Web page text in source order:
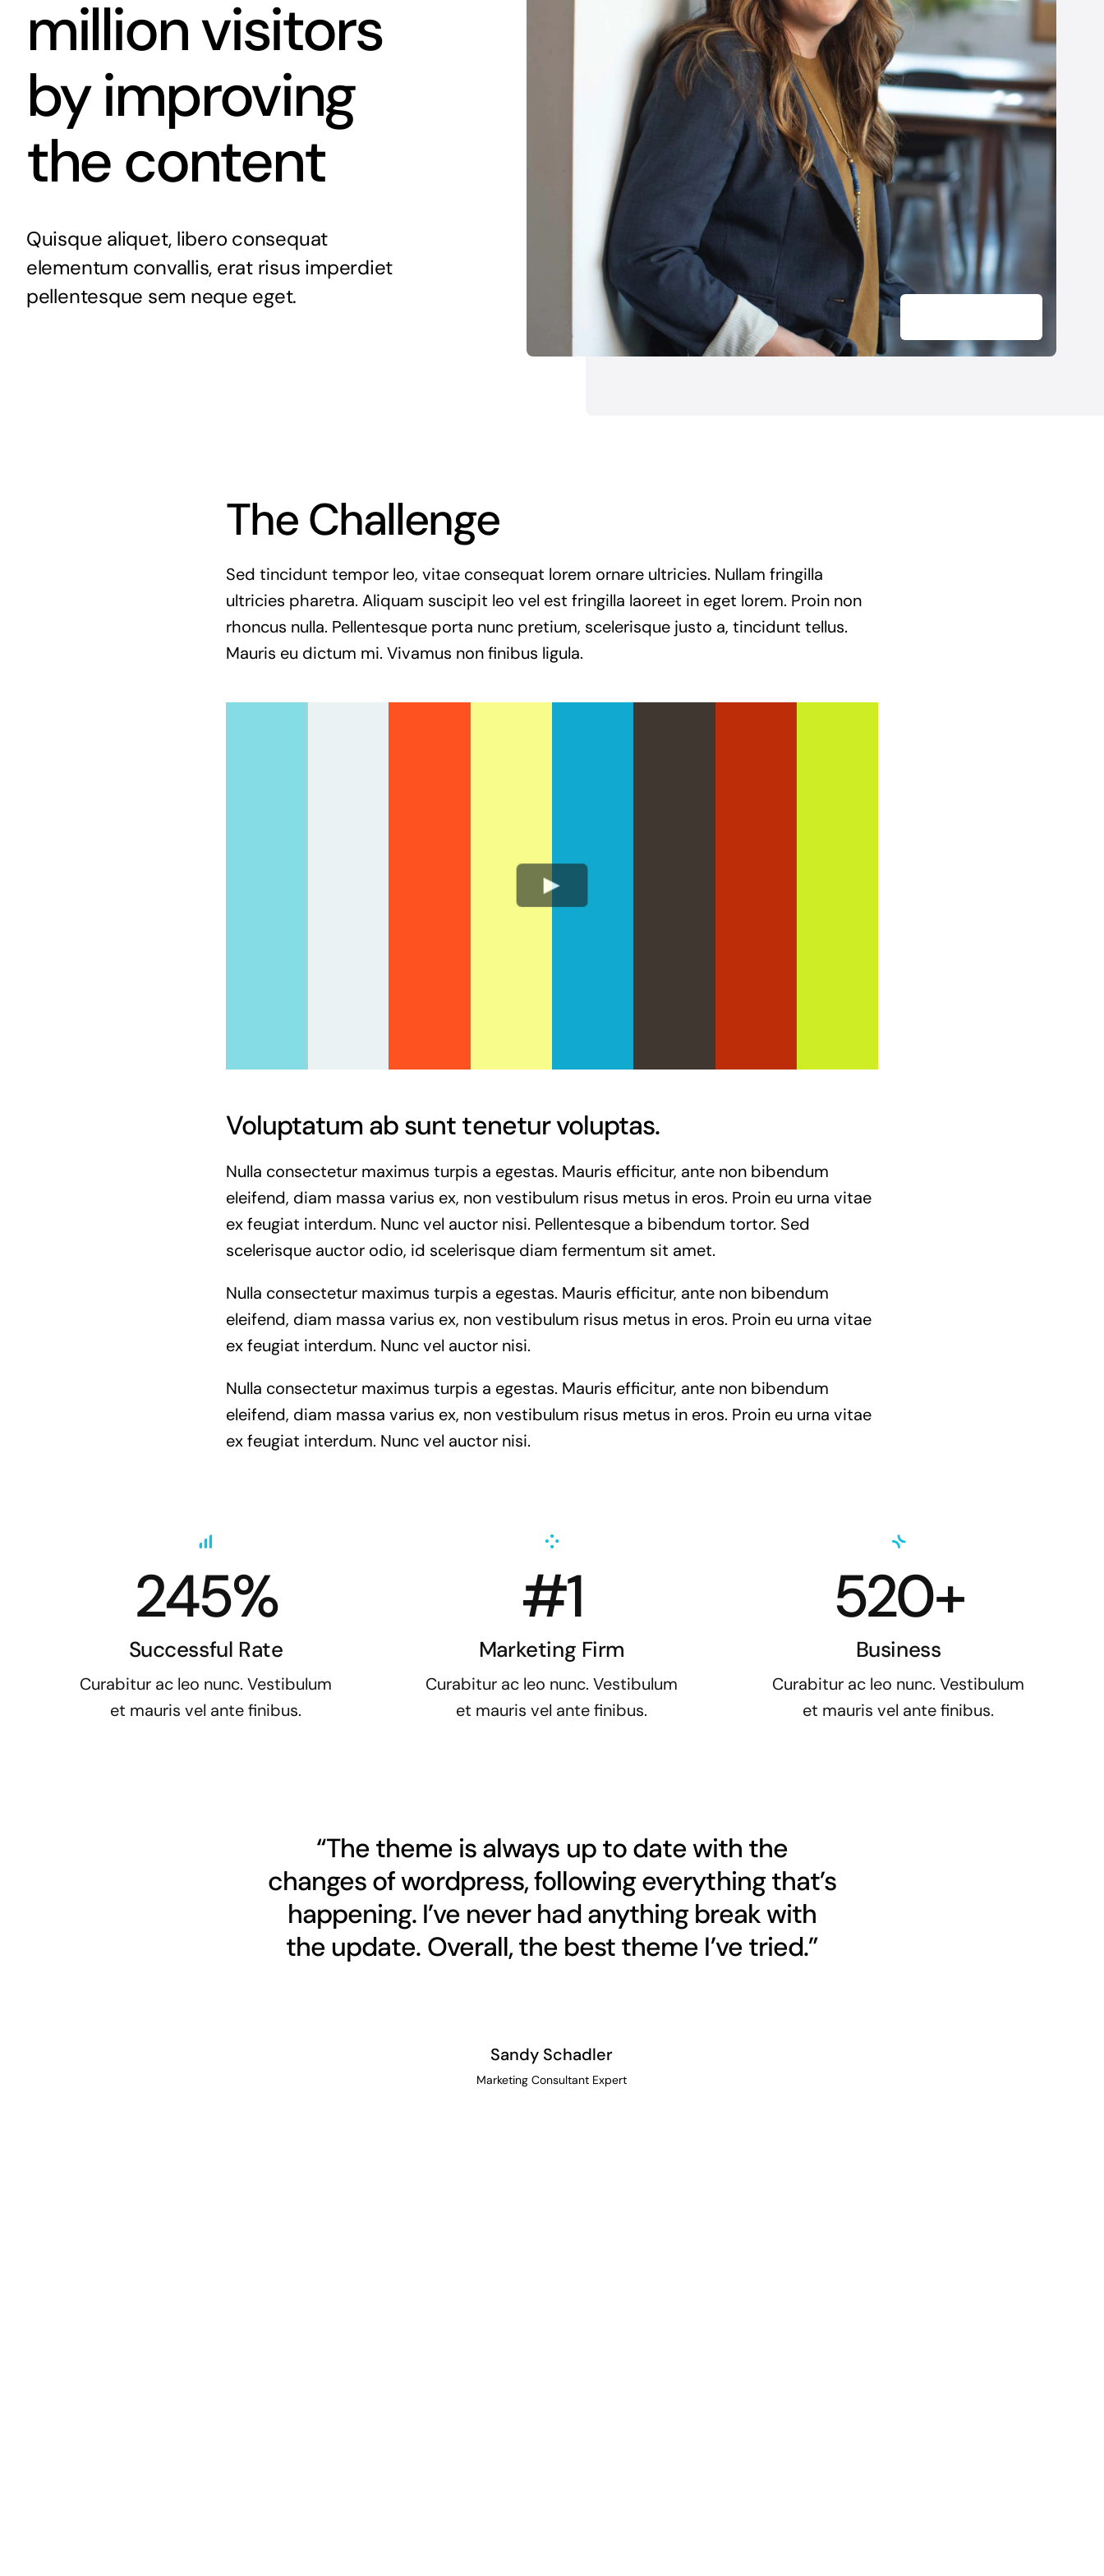
million visitors
by improving
the content
Quisque aliquet, libero consequat
elementum convallis, erat risus imperdiet
pellentesque sem neque eget.
The Challenge
Sed tincidunt tempor leo, vitae consequat lorem ornare ultricies. Nullam fringilla
ultricies pharetra. Aliquam suscipit leo vel est fringilla laoreet in eget lorem. Proin non
rhoncus nulla. Pellentesque porta nunc pretium, scelerisque justo a, tincidunt tellus.
Mauris eu dictum mi. Vivamus non finibus ligula.
Voluptatum ab sunt tenetur voluptas.
Nulla consectetur maximus turpis a egestas. Mauris efficitur, ante non bibendum
eleifend, diam massa varius ex, non vestibulum risus metus in eros. Proin eu urna vitae
ex feugiat interdum. Nunc vel auctor nisi. Pellentesque a bibendum tortor. Sed
scelerisque auctor odio, id scelerisque diam fermentum sit amet.
Nulla consectetur maximus turpis a egestas. Mauris efficitur, ante non bibendum
eleifend, diam massa varius ex, non vestibulum risus metus in eros. Proin eu urna vitae
ex feugiat interdum. Nunc vel auctor nisi.
Nulla consectetur maximus turpis a egestas. Mauris efficitur, ante non bibendum
eleifend, diam massa varius ex, non vestibulum risus metus in eros. Proin eu urna vitae
ex feugiat interdum. Nunc vel auctor nisi.
245%
Successful Rate
Curabitur ac leo nunc. Vestibulum
et mauris vel ante finibus.
#1
Marketing Firm
Curabitur ac leo nunc. Vestibulum
et mauris vel ante finibus.
520+
Business
Curabitur ac leo nunc. Vestibulum
et mauris vel ante finibus.
“The theme is always up to date with the
changes of wordpress, following everything that’s
happening. I’ve never had anything break with
the update. Overall, the best theme I’ve tried.”
Sandy Schadler
Marketing Consultant Expert